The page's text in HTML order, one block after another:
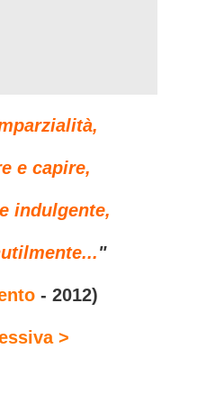
e capire,
indulgente,
"
- 2012)
>